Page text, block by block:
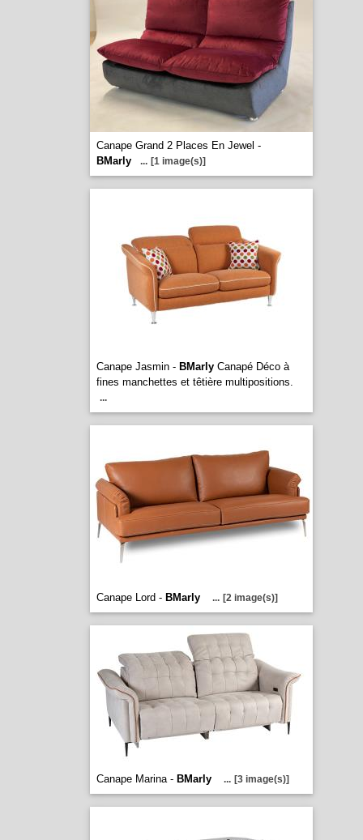
Canape Grand 2 Places En Jewel -
BMarly
... [1 image(s)]
Canape Jasmin - BMarlyCanapé Déco à
fines manchettes et têtière multipositions.
...
Canape Lord - BMarly ... [2 image(s)]
Canape Marina - BMarly ... [3 image(s)]